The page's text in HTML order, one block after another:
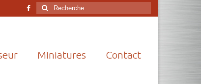
Rechercher
:
Miniatures Contact